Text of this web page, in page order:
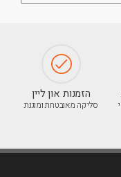
הזמנות און ליין
סליקה מאובטחת ומוגנת